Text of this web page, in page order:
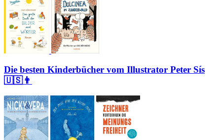
Die besten Kinderbücher vom Illustrator Peter Sís
🇺🇸👨